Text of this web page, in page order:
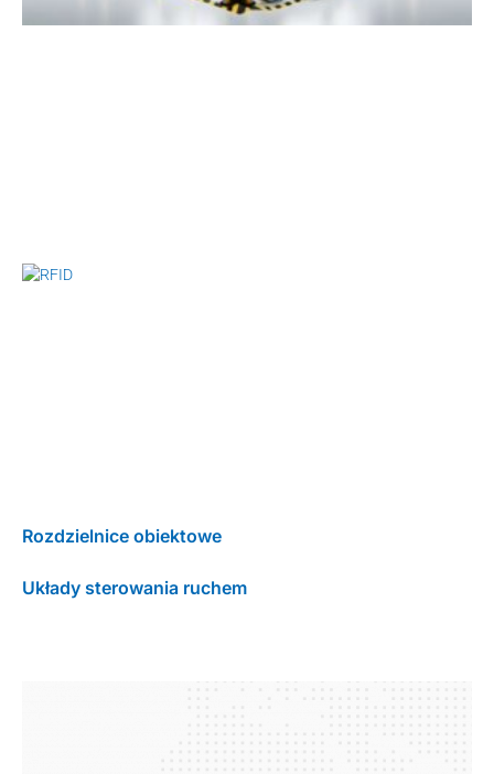
Rozdzielnice obiektowe
Układy sterowania ruchem